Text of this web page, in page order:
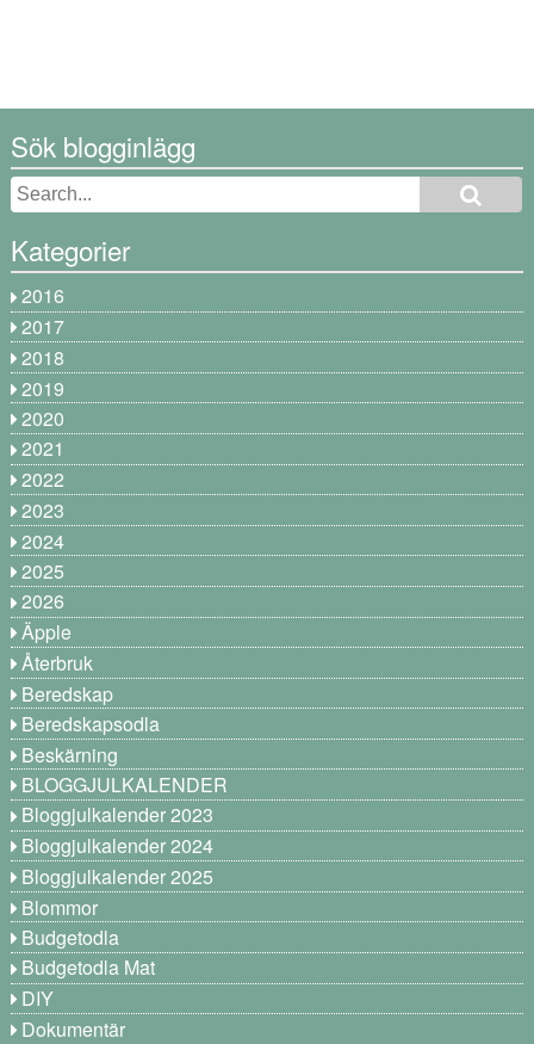
Sök blogginlägg
Kategorier
2016
2017
2018
2019
2020
2021
2022
2023
2024
2025
2026
Äpple
Återbruk
Beredskap
Beredskapsodla
Beskärning
BLOGGJULKALENDER
Bloggjulkalender 2023
Bloggjulkalender 2024
Bloggjulkalender 2025
Blommor
Budgetodla
Budgetodla Mat
DIY
Dokumentär